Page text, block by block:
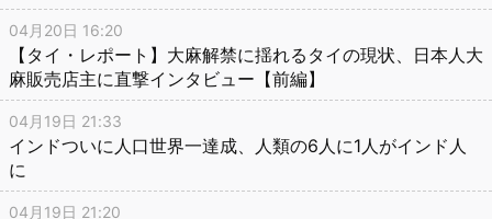
04月20日 16:20
【タイ・レポート】大麻解禁に揺れるタイの現状、日本人大
麻販売店主に直撃インタビュー【前編】
04月19日 21:33
インドついに人口世界一達成、人類の6人に1人がインド人
に
04月19日 21:20